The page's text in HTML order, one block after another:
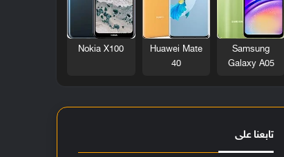
Samsung
Galaxy A05
Huawei Mate
40
Nokia X100
تابعنا على